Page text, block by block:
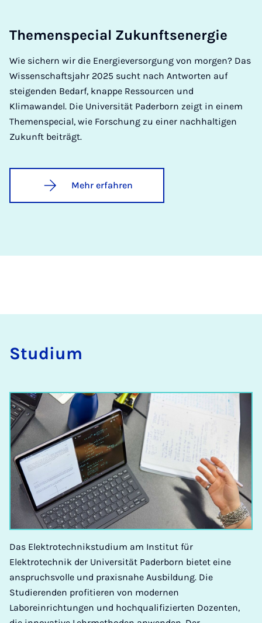
The­men­spe­ci­al Zu­kunft­s­ener­gie
Wie sichern wir die Energieversorgung von morgen? Das
Wissenschaftsjahr 2025 sucht nach Antworten auf
steigenden Bedarf, knappe Ressourcen und
Klimawandel. Die Universität Paderborn zeigt in einem
Themenspecial, wie Forschung zu einer nachhaltigen
Zukunft beiträgt.
Mehr erfahren
Stu­di­um
Das Elektrotechnikstudium am Institut für
Elektrotechnik der Universität Paderborn bietet eine
anspruchsvolle und praxisnahe Ausbildung. Die
Studierenden profitieren von modernen
Laboreinrichtungen und hochqualifizierten Dozenten,